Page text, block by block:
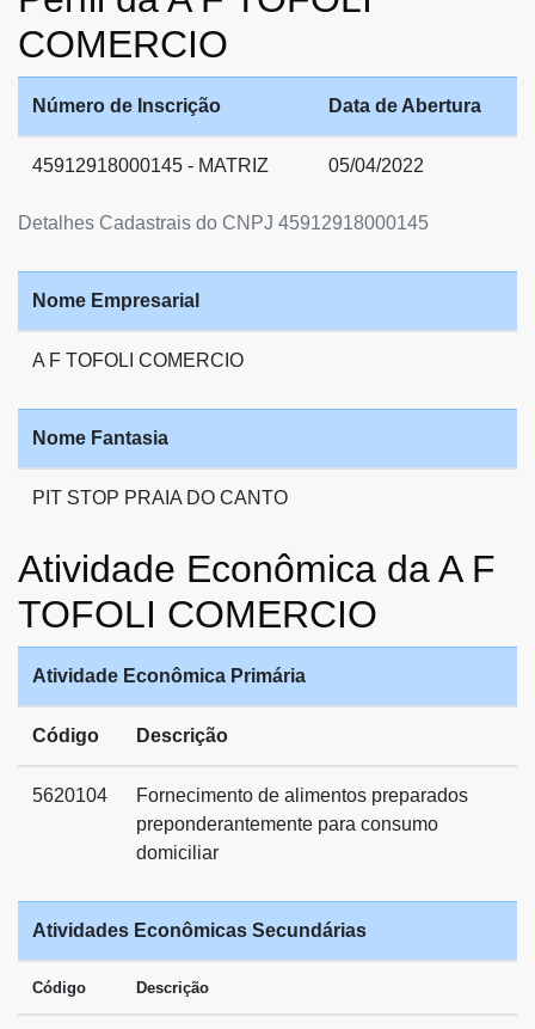
COMERCIO
Detalhes Cadastrais do CNPJ 45912918000145
Número de Inscrição Data de Abertura
45912918000145 - MATRIZ 05/04/2022
Nome Empresarial
A F TOFOLI COMERCIO
Nome Fantasia
PIT STOP PRAIA DO CANTO
Atividade Econômica da A F
TOFOLI COMERCIO
Atividade Econômica Primária
Código Descrição
5620104
Fornecimento de alimentos preparados
preponderantemente para consumo
domiciliar
Atividades Econômicas Secundárias
Código Descrição